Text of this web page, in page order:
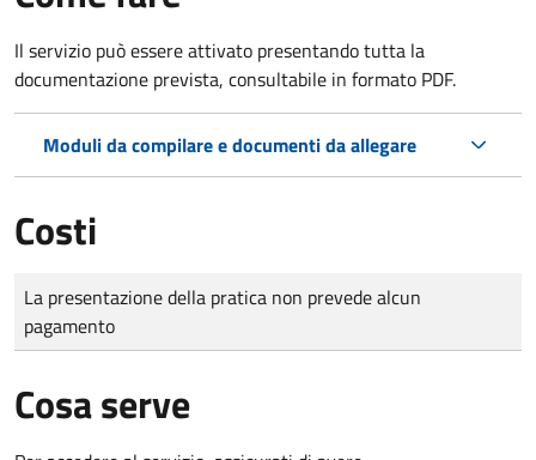
Il servizio può essere attivato presentando tutta la
documentazione prevista, consultabile in formato PDF.
Moduli da compilare e documenti da allegare
Costi
Tipo di pagamento
Importo
La presentazione della pratica non prevede alcun
pagamento
Cosa serve